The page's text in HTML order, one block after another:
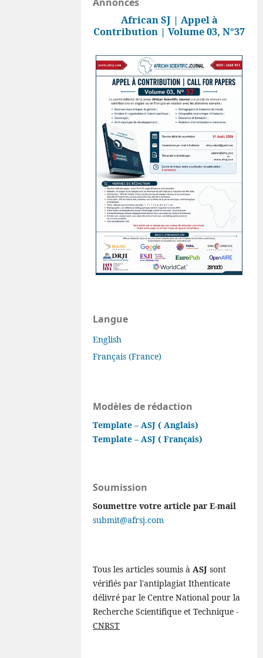
African SJ | Appel à
Contribution | Volume 03, N°37
Langue
English
Français (France)
Modèles de rédaction
Template – ASJ ( Anglais)
Template – ASJ ( Français)
Soumission
Soumettre votre article par E-mail
submit@afrsj.com
Tous les articles soumis àASJ sont
vérifiés par l'antiplagiat Ithenticate
délivré par le Centre National pour la
Recherche Scientifique et Technique -
CNRST